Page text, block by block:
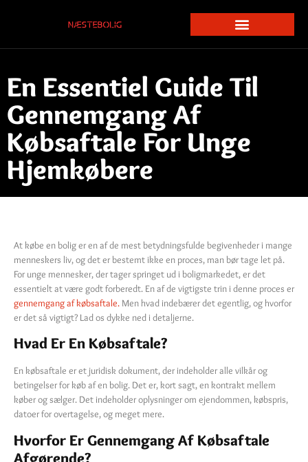
En Essentiel Guide Til
Gennemgang Af
Købsaftale For Unge
Hjemkøbere
At købe en bolig er en af de mest betydningsfulde begivenheder i mange
menneskers liv, og det er bestemt ikke en proces, man bør tage let på.
For unge mennesker, der tager springet ud i boligmarkedet, er det
essentielt at være godt forberedt. En af de vigtigste trin i denne proces er
gennemgang af købsaftale. Men hvad indebærer det egentlig, og hvorfor
er det så vigtigt? Lad os dykke ned i detaljerne.
Hvad Er En Købsaftale?
En købsaftale er et juridisk dokument, der indeholder alle vilkår og
betingelser for køb af en bolig. Det er, kort sagt, en kontrakt mellem
køber og sælger. Det indeholder oplysninger om ejendommen, købspris,
datoer for overtagelse, og meget mere.
Hvorfor Er Gennemgang Af Købsaftale
Afgørende?